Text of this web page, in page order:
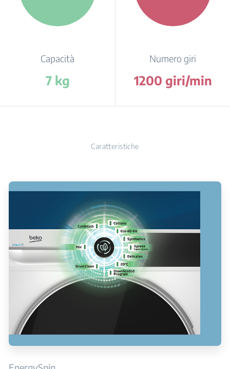
Capacità
7 kg
Numero giri
1200 giri/min
Caratteristiche